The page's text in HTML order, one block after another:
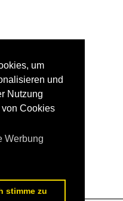
um
und
Nutzung
Cookies
Werbung
stimme zu